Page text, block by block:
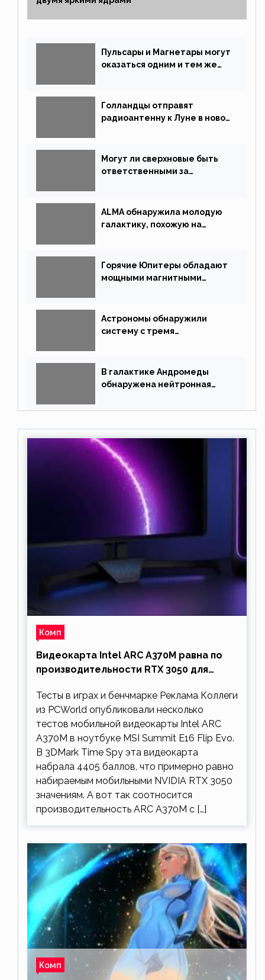
Пульсары и Магнетары могут
оказаться одним и тем же
Голландцы отправят
радиоантенну к Луне в новой
Могут ли сверхновые быть
ответственными за
ALMA обнаружила молодую
галактику, похожую на
Горячие Юпитеры обладают
мощными магнитными
Астрономы обнаружили
систему с тремя
В галактике Андромеды
обнаружена нейтронная
Комп
Видеокарта Intel ARC A370M равна по
производительности RTX 3050 для
Тесты в играх и бенчмарке Реклама Коллеги
из PCWorld опубликовали несколько
тестов мобильной видеокарты Intel ARC
A370M в ноутбуке MSI Summit E16 Flip Evo.
В 3DMark Time Spy эта видеокарта
набрала 4405 баллов, что примерно равно
набираемым мобильными NVIDIA RTX 3050
значениям. А вот так соотносится
производительность ARC A370M с […]
Комп